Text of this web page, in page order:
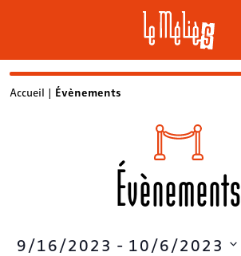
SkipAccueil | Évènements
Évènements
9/16/2023 - 10/6/2023